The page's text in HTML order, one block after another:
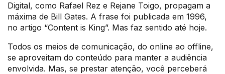
Digital, como Rafael Rez e Rejane Toigo, propagam a
máxima de Bill Gates. A frase foi publicada em 1996,
no artigo “Content is King”. Mas faz sentido até hoje.
Todos os meios de comunicação, do online ao offline,
se aproveitam do conteúdo para manter a audiência
envolvida. Mas, se prestar atenção, você perceberá